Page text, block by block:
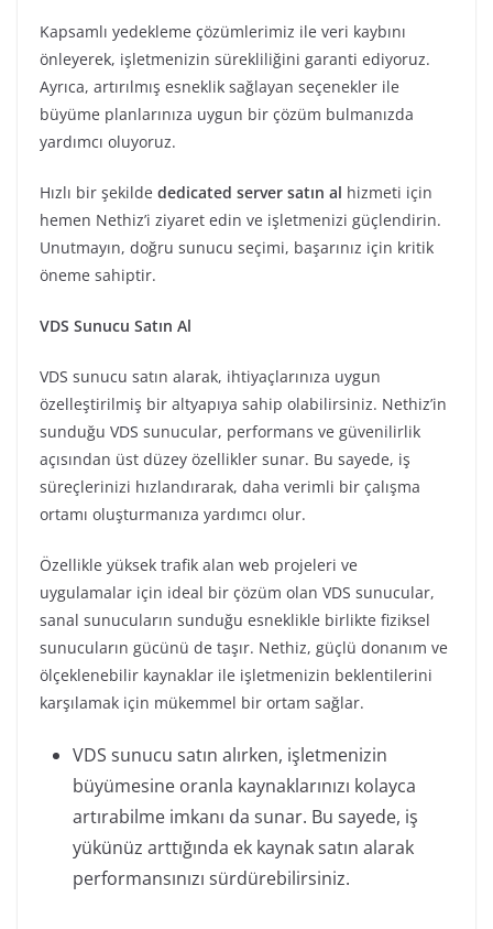
Kapsamlı yedekleme çözümlerimiz ile veri kaybını
önleyerek, işletmenizin sürekliliğini garanti ediyoruz.
Ayrıca, artırılmış esneklik sağlayan seçenekler ile
büyüme planlarınıza uygun bir çözüm bulmanızda
yardımcı oluyoruz.
Hızlı bir şekilde dedicated server satın al hizmeti için
hemen Nethiz’i ziyaret edin ve işletmenizi güçlendirin.
Unutmayın, doğru sunucu seçimi, başarınız için kritik
öneme sahiptir.
VDS Sunucu Satın Al
VDS sunucu satın alarak, ihtiyaçlarınıza uygun
özelleştirilmiş bir altyapıya sahip olabilirsiniz. Nethiz’in
sunduğu VDS sunucular, performans ve güvenilirlik
açısından üst düzey özellikler sunar. Bu sayede, iş
süreçlerinizi hızlandırarak, daha verimli bir çalışma
ortamı oluşturmanıza yardımcı olur.
Özellikle yüksek trafik alan web projeleri ve
uygulamalar için ideal bir çözüm olan VDS sunucular,
sanal sunucuların sunduğu esneklikle birlikte fiziksel
sunucuların gücünü de taşır. Nethiz, güçlü donanım ve
ölçeklenebilir kaynaklar ile işletmenizin beklentilerini
karşılamak için mükemmel bir ortam sağlar.
VDS sunucu satın alırken, işletmenizin
büyümesine oranla kaynaklarınızı kolayca
artırabilme imkanı da sunar. Bu sayede, iş
yükünüz arttığında ek kaynak satın alarak
performansınızı sürdürebilirsiniz.